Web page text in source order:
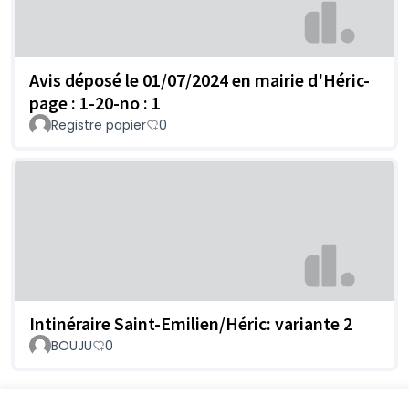
Avis déposé le 01/07/2024 en mairie d'Héric-
page : 1-20-no : 1
Registre papier 0
Intinéraire Saint-Emilien/Héric: variante 2
BOUJU 0